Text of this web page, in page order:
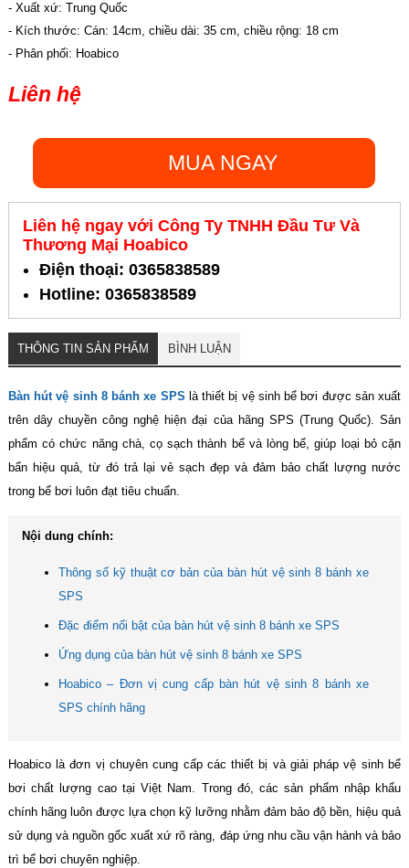
- Xuất xứ: Trung Quốc
- Kích thước: Cán: 14cm, chiều dài: 35 cm, chiều rộng: 18 cm
- Phân phối: Hoabico
Liên hệ
MUA NGAY
Liên hệ ngay với Công Ty TNHH Đầu Tư Và
Thương Mại Hoabico
Điện thoại: 0365838589
Hotline: 0365838589
THÔNG TIN SẢN PHẨM BÌNH LUẬN
Bàn hút vệ sinh 8 bánh xe SPS là thiết bị vệ sinh bể bơi được sản xuất
trên dây chuyền công nghệ hiện đại của hãng SPS (Trung Quốc). Sản
phẩm có chức năng chà, cọ sạch thành bể và lòng bể, giúp loại bỏ cặn
bẩn hiệu quả, từ đó trả lại vẻ sạch đẹp và đảm bảo chất lượng nước
trong bể bơi luôn đạt tiêu chuẩn.
Nội dung chính:
Thông số kỹ thuật cơ bản của bàn hút vệ sinh 8 bánh xe
SPS
Đặc điểm nổi bật của bàn hút vệ sinh 8 bánh xe SPS
Ứng dụng của bàn hút vệ sinh 8 bánh xe SPS
Hoabico – Đơn vị cung cấp bàn hút vệ sinh 8 bánh xe
SPS chính hãng
Hoabico là đơn vị chuyên cung cấp các thiết bị và giải pháp vệ sinh bể
bơi chất lượng cao tại Việt Nam. Trong đó, các sản phẩm nhập khẩu
chính hãng luôn được lựa chọn kỹ lưỡng nhằm đảm bảo độ bền, hiệu quả
sử dụng và nguồn gốc xuất xứ rõ ràng, đáp ứng nhu cầu vận hành và bảo
trì bể bơi chuyên nghiệp.